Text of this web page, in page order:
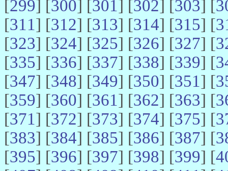
[299] [300] [301] [302] [303] [
[311] [312] [313] [314] [315] [
[323] [324] [325] [326] [327] [
[335] [336] [337] [338] [339] [
[347] [348] [349] [350] [351] [
[359] [360] [361] [362] [363] [
[371] [372] [373] [374] [375] [
[383] [384] [385] [386] [387] [
[395] [396] [397] [398] [399] [